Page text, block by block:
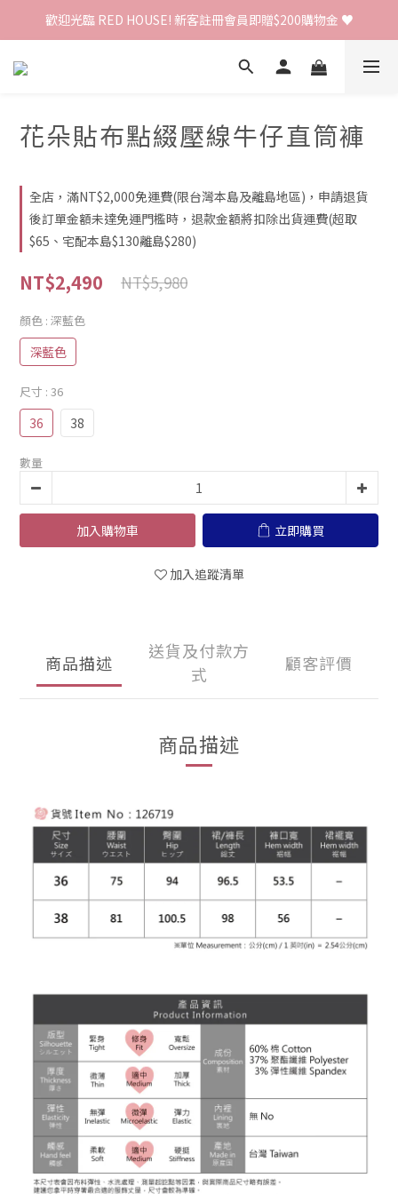
歡迎光臨 RED HOUSE! 新客註冊會員即贈$200購物金 ♥
歡迎光臨 RED HOUSE! 新客註冊會員即贈$200購物金 ♥
全館單筆訂單滿 $2000 免運 🚚
花朵貼布點綴壓線牛仔直筒褲
全店，滿NT$2,000免運費(限台灣本島及離島地區)，申請退貨
後訂單金額未達免運門檻時，退款金額將扣除出貨運費(超取
$65、宅配本島$130離島$280)
NT$2,490 NT$5,980
顏色 : 深藍色
深藍色
尺寸 : 36
36 38
數量
加入購物車 立即購買
加入追蹤清單
商品描述
送貨及付款方
式
顧客評價
商品描述